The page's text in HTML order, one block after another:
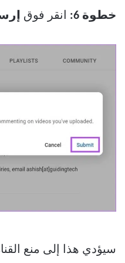
خطوة 6: انقر فوق
سيؤدي هذا إلى منع